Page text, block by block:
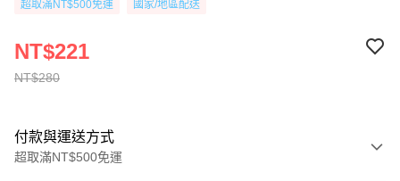
超取滿NT$500免運 國家/地區配送
NT$280
NT$221
付款與運送方式
超取滿NT$500免運